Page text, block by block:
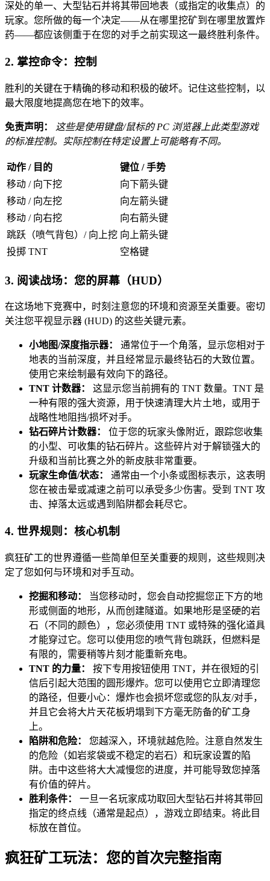
深处的单一、大型钻石并将其带回地表（或指定的收集点）的
玩家。您所做的每一个决定——从在哪里挖矿到在哪里放置炸
药——都应该侧重于在您的对手之前实现这一最终胜利条件。
2. 掌控命令：控制
胜利的关键在于精确的移动和积极的破坏。记住这些控制，以
最大限度地提高您在地下的效率。
免责声明：
这些是使用键盘/鼠标的 PC 浏览器上此类型游戏
的标准控制。实际控制在特定设置上可能略有不同。
动作 / 目的
键位 / 手势
移动 / 向下挖
向下箭头键
移动 / 向左挖
向左箭头键
移动 / 向右挖
向右箭头键
跳跃（喷气背包）/ 向上挖 向上箭头键
投掷 TNT
空格键
3. 阅读战场：您的屏幕（HUD）
在这场地下竞赛中，时刻注意您的环境和资源至关重要。密切
关注您平视显示器 (HUD) 的这些关键元素。
小地图/深度指示器：
通常位于一个角落，显示您相对于
地表的当前深度，并且经常显示最终钻石的大致位置。
使用它来绘制最有效向下的路径。
TNT 计数器：
这显示您当前拥有的 TNT 数量。TNT 是
一种有限的强大资源，用于快速清理大片土地，或用于
战略性地阻挡/损坏对手。
钻石碎片计数器：
位于您的玩家头像附近，跟踪您收集
的小型、可收集的钻石碎片。这些碎片对于解锁强大的
升级和当前比赛之外的新皮肤非常重要。
玩家生命值/状态：
通常由一个小条或图标表示，这表明
您在被击晕或减速之前可以承受多少伤害。受到 TNT 攻
击、掉落太远或遇到陷阱都会耗尽它。
4. 世界规则：核心机制
疯狂矿工的世界遵循一些简单但至关重要的规则，这些规则决
定了您如何与环境和对手互动。
挖掘和移动：
当您移动时，您会自动挖掘您正下方的地
形或侧面的地形，从而创建隧道。如果地形是坚硬的岩
石（不同的颜色），您必须使用 TNT 或特殊的强化道具
才能穿过它。您可以使用您的喷气背包跳跃，但燃料是
有限的，需要稍等片刻才能重新充电。
TNT 的力量：
按下专用按钮使用 TNT，并在很短的引
信后引起大范围的圆形爆炸。您可以使用它立即清理您
的路径，但要小心：爆炸也会损坏您或您的队友/对手，
并且它会将大片天花板坍塌到下方毫无防备的矿工身
上。
陷阱和危险：
您越深入，环境就越危险。注意自然发生
的危险（如岩浆袋或不稳定的岩石）和玩家设置的陷
阱。击中这些将大大减慢您的进度，并可能导致您掉落
有价值的碎片。
胜利条件：
一旦一名玩家成功取回大型钻石并将其带回
指定的终点线（通常是起点），游戏立即结束。将此目
标放在首位。
疯狂矿工玩法：您的首次完整指南